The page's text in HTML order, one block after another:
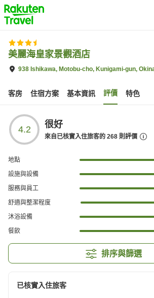
to
top
page
美麗海皇家景觀酒店
938 Ishikawa, Motobu-cho, Kunigami-gun,
客房 住宿方案 基本資訊 評價 特色
4.2 很好
來自已核實入住旅客的 268 則評價
地點
設施與設備
服務與員工
舒適與整潔程度
沐浴設備
餐飲
排序與篩選
已核實入住旅客